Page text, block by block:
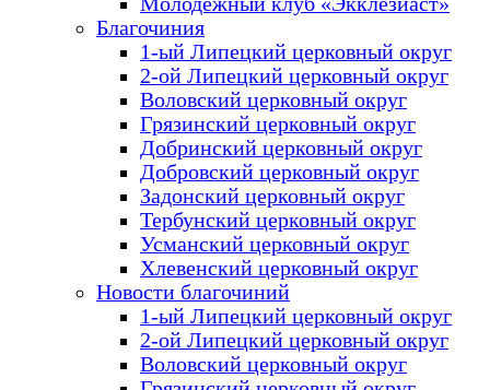
Благочиния
1-ый Липецкий церковный округ
2-ой Липецкий церковный округ
Воловский церковный округ
Грязинский церковный округ
Добринский церковный округ
Добровский церковный округ
Задонский церковный округ
Тербунский церковный округ
Усманский церковный округ
Хлевенский церковный округ
Новости благочиний
1-ый Липецкий церковный округ
2-ой Липецкий церковный округ
Воловский церковный округ